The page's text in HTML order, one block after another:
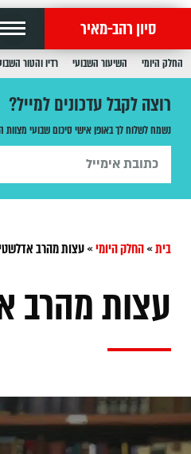
סיון רהב-מאיר
החלק היומי השיעור השבועי רדיו והטור
רוצה לקבל עדכונים למייל?
נשמח לשלוח לך באופן אישי סיכום שבועי
בית»החלק היומי»עצות מהרב
עצות מהרב